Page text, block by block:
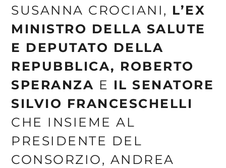
SUSANNA CROCIANI, L’EX
MINISTRO DELLA SALUTE
E DEPUTATO DELLA
REPUBBLICA, ROBERTO
SPERANZA E IL SENATORE
SILVIO FRANCESCHELLI
CHE INSIEME AL
PRESIDENTE DEL
CONSORZIO, ANDREA